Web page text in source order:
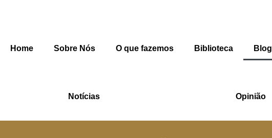
Home Sobre Nós O que fazemos Biblioteca Blog
Notícias Opinião